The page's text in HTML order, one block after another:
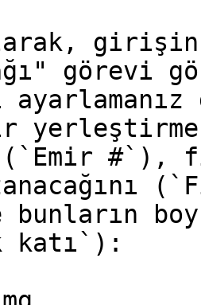
görevi
#`),
katı`):